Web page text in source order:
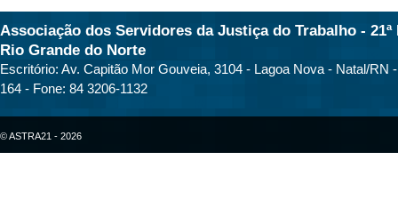
Associação dos Servidores da Justiça do Trabalho - 21ª
Rio Grande do Norte
Escritório: Av. Capitão Mor Gouveia, 3104 - Lagoa Nova - Natal/RN
164 - Fone: 84 3206-1132
© ASTRA21 - 2026